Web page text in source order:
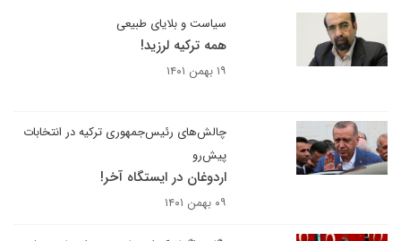
سیاست و بلایای طبیعی
همه ترکیه لرزید!
۱۹ بهمن ۱۴۰۱
چالش‌های رئیس‌جمهوری ترکیه در انتخابات
پیش‌رو
اردوغان در ایستگاه آخر!
۰۹ بهمن ۱۴۰۱